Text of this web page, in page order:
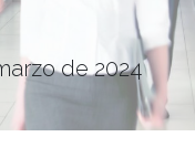
de 2024